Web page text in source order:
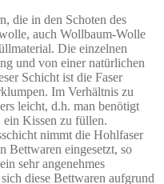
die in den Schoten des
auch Wollbaum-Wolle
Die einzelnen
und von einer natürlichen
Schicht ist die Faser
Im Verhältnis zu
leicht, d.h. man benötigt
Kissen zu füllen.
nimmt die Hohlfaser
Bettwaren eingesetzt, so
sehr angenehmes
diese Bettwaren aufgrund